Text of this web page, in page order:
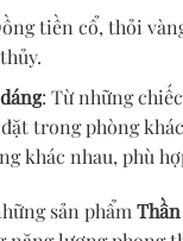
tiền cổ, thỏi
: Từ những
trong phòng
khác nhau, phù
sản phẩm